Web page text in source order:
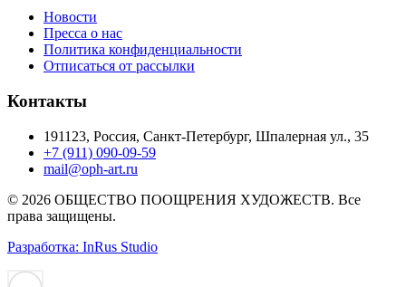
Новости
Пресса о нас
Политика конфиденциальности
Отписаться от рассылки
Контакты
191123, Россия, Санкт-Петербург, Шпалерная ул., 35
+7 (911) 090-09-59
mail@oph-art.ru
© 2026 ОБЩЕСТВО ПООЩРЕНИЯ ХУДОЖЕСТВ. Все
права защищены.
Разработка: InRus Studio